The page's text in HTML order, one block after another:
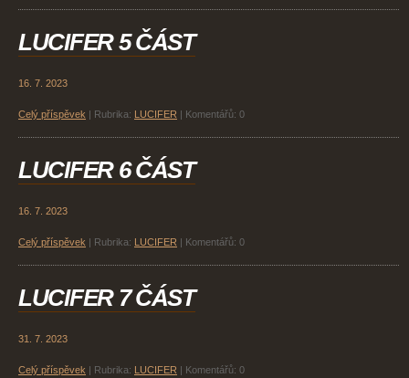
LUCIFER 5 ČÁST
16. 7. 2023
Celý příspěvek Rubrika: LUCIFER Komentářů: 0
LUCIFER 6 ČÁST
16. 7. 2023
Celý příspěvek Rubrika: LUCIFER Komentářů: 0
LUCIFER 7 ČÁST
31. 7. 2023
Celý příspěvek Rubrika: LUCIFER Komentářů: 0